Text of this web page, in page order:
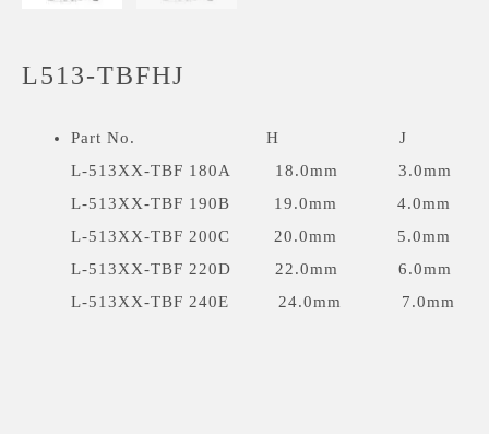
L513-TBFHJ
Part No. H J
L-513XX-TBF 180A 18.0mm 3.0mm
L-513XX-TBF 190B 19.0mm 4.0mm
L-513XX-TBF 200C 20.0mm 5.0mm
L-513XX-TBF 220D 22.0mm 6.0mm
L-513XX-TBF 240E 24.0mm 7.0mm